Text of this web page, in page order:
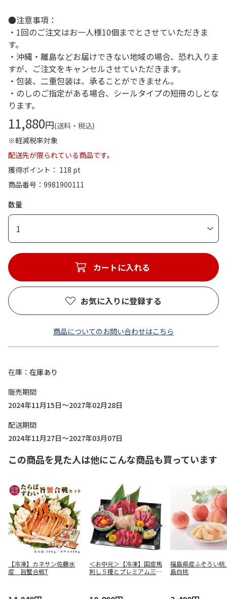
●注意事項：
・1回のご注文はお一人様10個までとさせていただきま
す。
・沖縄・離島などお届けできない地域の場合、恐れ入りま
すが、ご注文をキャンセルさせていただきます。
・包装、二重包装は、承ることができません。
・のしのご指定がある場合、シールタイプの短冊のしとな
ります。
11,880円(送料・税込)
※軽減税率対象
配送先が限られている商品です。
獲得ポイント： 118 pt
商品番号
9981900111
数量
1
カートに入れる
お気に入りに登録する
商品についてのお問い合わせはこちら
在庫
在庫あり
販売期間
2024年11月15日～2027年02月28日
配送期間
2024年11月27日～2027年03月07日
この商品を見た人は他にこんな商品も買っています
【冷凍】カネサン佐藤水
産 旨蟹合戦T
＜お中元＞【冷凍】国産馬
刺し５種とプレミアム三角
福島県産ふぞろい
島白桃